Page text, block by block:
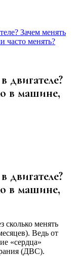
Зачем менять
часто менять?
двигателе?
в машине,
двигателе?
в машине,
сколько менять
Ведь от
«сердца»
(ДВС).